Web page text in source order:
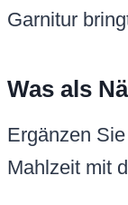
Garnitur
Was als
Ergänzen
Mahlzeit mit